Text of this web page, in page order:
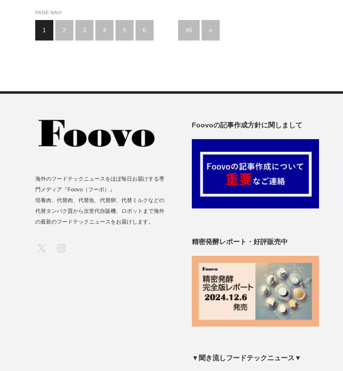
PAGE NAVI
1 2 3 4 5 6 46 »
Foovoの記事作成方針に関しまして
精密発酵レポート・好評販売中
▼聞き流しフードテックニュース▼
海外のフードテックニュースをほぼ毎日お届けする専
門メディア『Foovo（フーボ）』
培養肉、代替肉、代替魚、代替卵、代替ミルクなどの
代替タンパク質から次世代自販機、ロボットまで海外
の最新のフードテックニュースをお届けします。